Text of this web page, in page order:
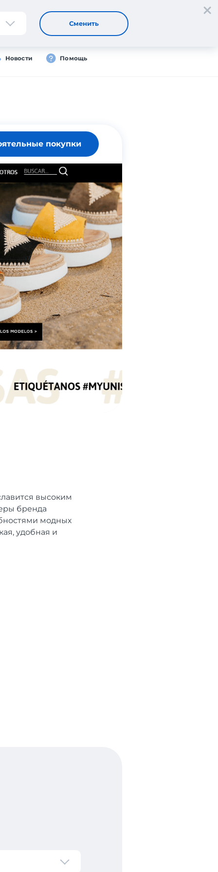
Регистрация Вход
Новости Помощь
Сменить
покупки
высоким
бренда
модных
удобная и